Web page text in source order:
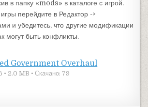
в папку «mods» в каталоге с игрой.
перейдите в Редактор ->
и убедитесь, что другие модификации
могут быть конфликты.
Government Overhaul
• 2.0 MB • Скачано: 79